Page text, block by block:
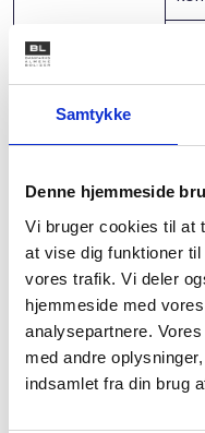
Samtykke
Denne hjemmeside
Vi bruger cookies til at
at vise dig funktioner
vores trafik. Vi deler
hjemmeside med
analysepartnere.
med andre
indsamlet fra din brug
1)
Frederiksberg
kommune. Øvrig
kommuner i
Odder, Holbæk,
Faxe kommuner.
2)
Frederiksberg
Københavns,
kommune. Øvrig